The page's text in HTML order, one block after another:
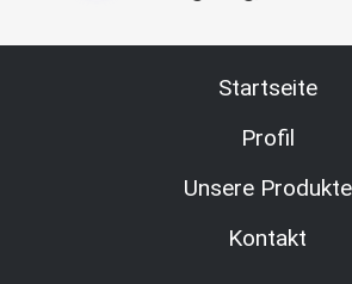
Totes laden Sie Wert 0,4 kN/m2
Strukturieren Sie Gewicht 0,3 kN/m2
Totes laden Sie Wert 0,3 kN/m2
Live Load Value 0,5 kN/m2
Startseite
Profil
Unsere Produkte
Kontakt